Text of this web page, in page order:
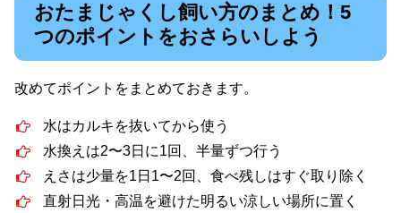
おたまじゃくし飼い方のまとめ！5
つのポイントをおさらいしよう
改めてポイントをまとめておきます。
水はカルキを抜いてから使う
水換えは2〜3日に1回、半量ずつ行う
えさは少量を1日1〜2回、食べ残しはすぐ取り除く
直射日光・高温を避けた明るい涼しい場所に置く